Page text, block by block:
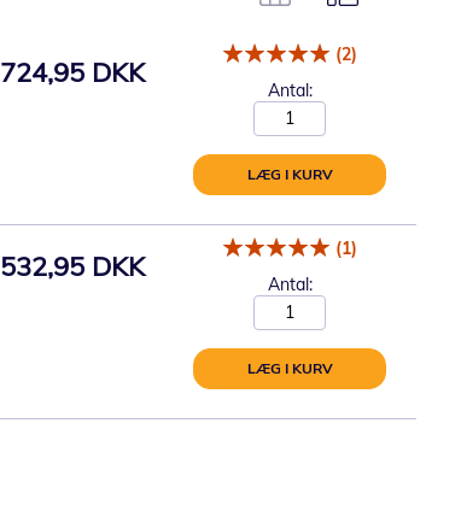
724,95 DKK
(2)
Antal:
LÆG I KURV
532,95 DKK
(1)
Antal:
LÆG I KURV